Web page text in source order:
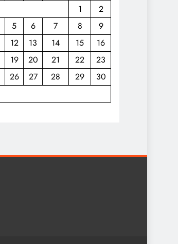
1
2
5 6 7 8
9
12 13 14 15
16
19 20 21 22
23
26 27 28 29
30